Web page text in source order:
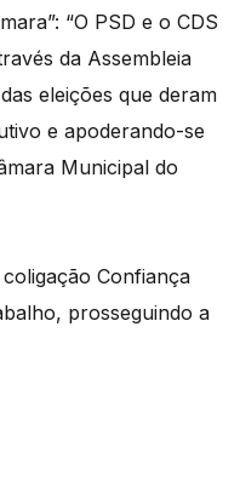
“O PSD e o CDS
da Assembleia
eleições que deram
e apoderando-se
Municipal do
Confiança
prosseguindo a